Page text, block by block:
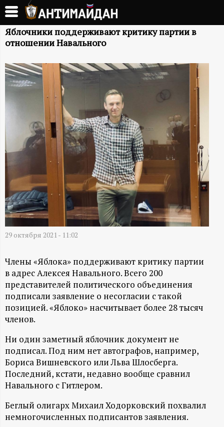
Перейти
основному
содержанию
А
Т
И
М
А
Й
Д
А
-
и
н
ф
о
р
м
Яблочники поддерживают критику партии в
отношении Навального
29 октября 2021 - 11:02
Члены «Яблока» поддерживают критику партии
в адрес Алексея Навального. Всего 200
представителей политического объединения
подписали заявление о несогласии с такой
позицией. «Яблоко» насчитывает более 28 тысяч
членов.
Ни один заметный яблочник документ не
подписал. Под ним нет автографов, например,
Бориса Вишневского или Льва Шлосберга.
Последний, кстати, недавно вообще сравнил
Навального с Гитлером.
Беглый олигарх Михаил Ходорковский похвалил
немногочисленных подписантов заявления.